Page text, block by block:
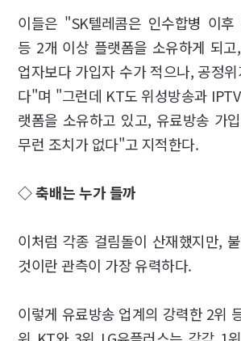
이들은 "SK텔레콤은 인수합병 이후
등 2개 이상 플랫폼을 소유하게 되
업자보다 가입자 수가 적으나, 공정
다"며 "그런데 KT도 위성방송과
랫폼을 소유하고 있고, 유료방송 가
무런 조치가 없다"고 지적한다.
◇ 축배는 누가 들까
이처럼 각종 걸림돌이 산재했지만,
것이란 관측이 가장 유력하다.
이렇게 유료방송 업계의 강력한 2위